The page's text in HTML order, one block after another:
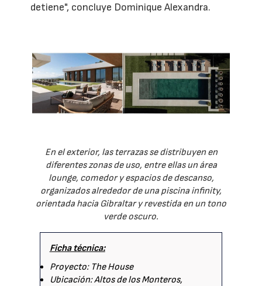
detiene", concluye Dominique Alexandra.
En el exterior, las terrazas se distribuyen en
diferentes zonas de uso, entre ellas un área
lounge, comedor y espacios de descanso,
organizados alrededor de una piscina infinity,
orientada hacia Gibraltar y revestida en un tono
verde oscuro.
Ficha técnica:
Proyecto: The House
Ubicación: Altos de los Monteros,